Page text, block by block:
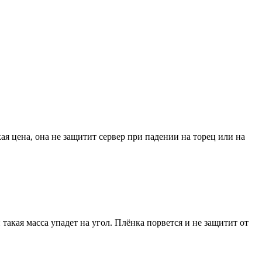
цена, она не защитит сервер при падении на торец или на
масса упадет на угол. Плёнка порвется и не защитит от